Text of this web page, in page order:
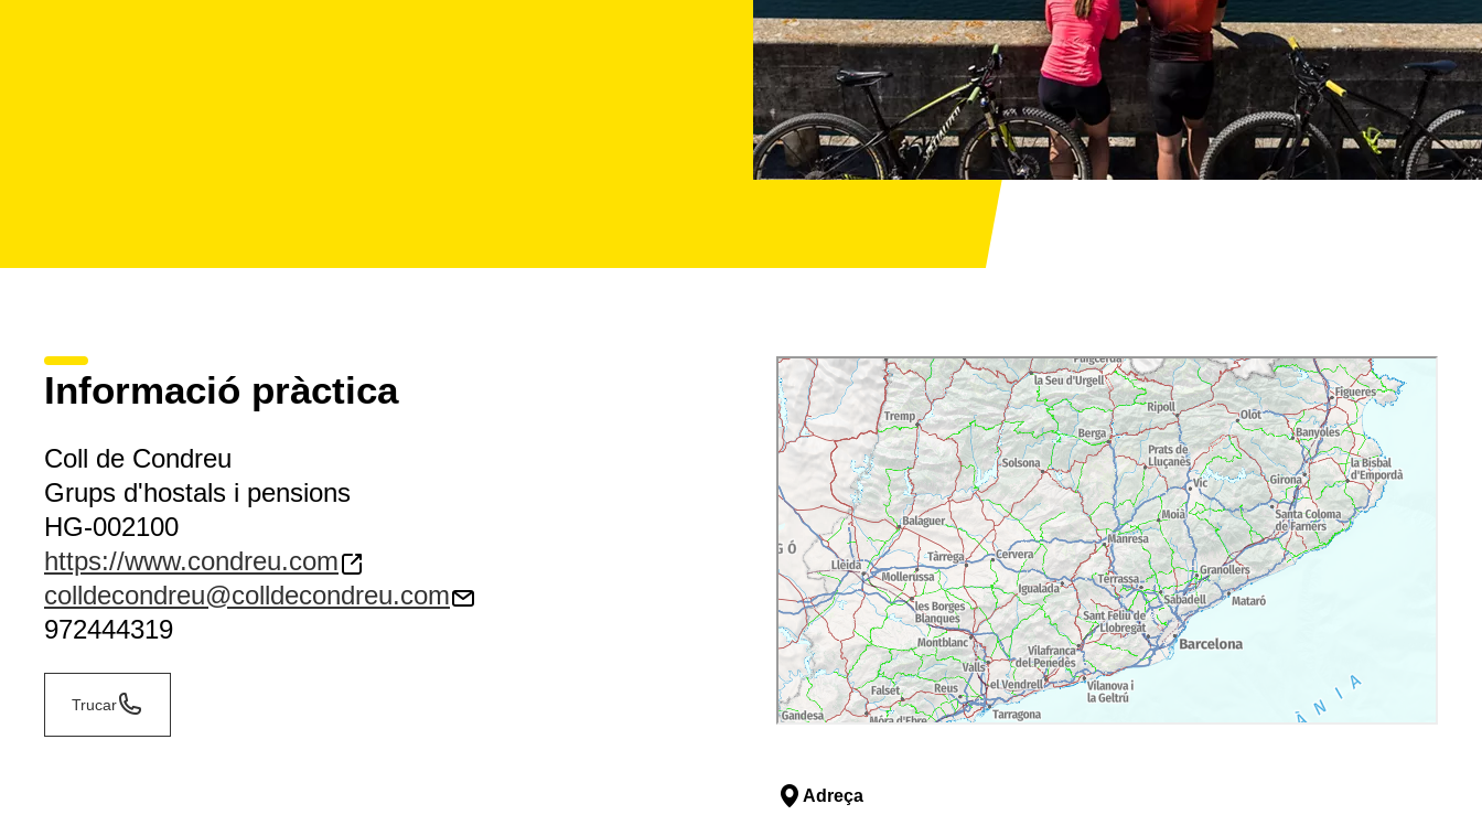
Informació pràctica
Coll de Condreu
Grups d'hostals i pensions
HG-002100
https://www.condreu.com
colldecondreu@colldecondreu.com
972444319
Trucar
Adreça